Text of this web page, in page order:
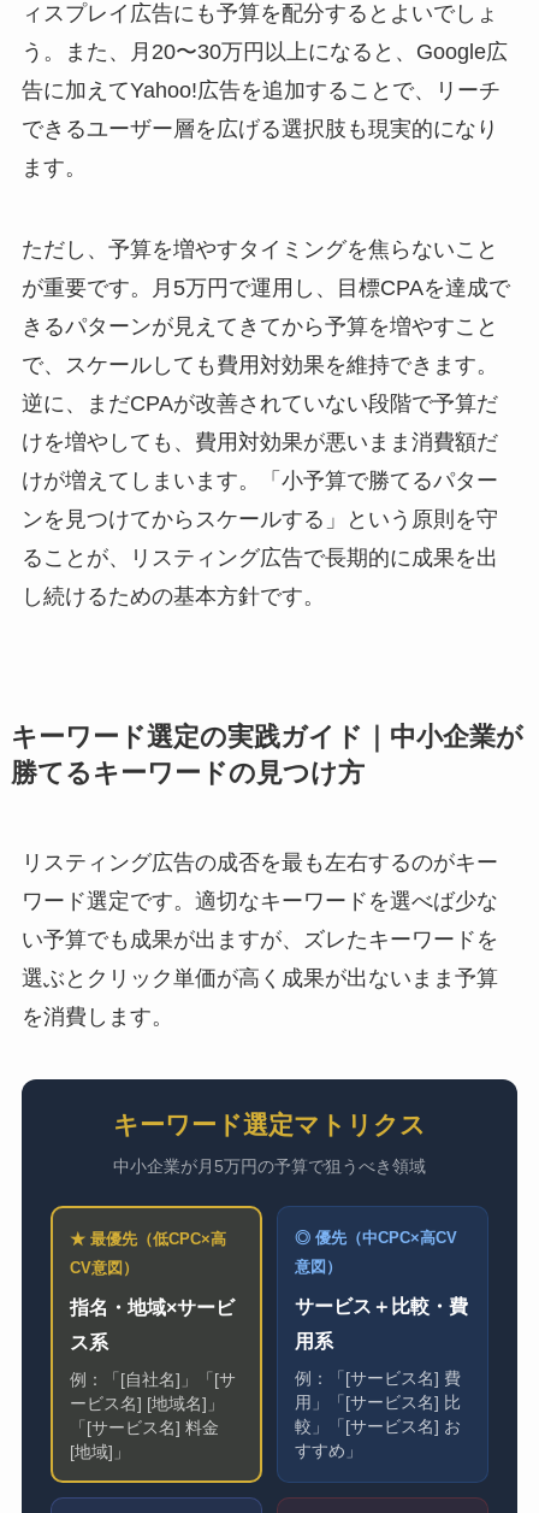
ィスプレイ広告にも予算を配分するとよいでしょ
う。また、月20〜30万円以上になると、Google広
告に加えてYahoo!広告を追加することで、リーチ
できるユーザー層を広げる選択肢も現実的になり
ます。
ただし、予算を増やすタイミングを焦らないこと
が重要です。月5万円で運用し、目標CPAを達成で
きるパターンが見えてきてから予算を増やすこと
で、スケールしても費用対効果を維持できます。
逆に、まだCPAが改善されていない段階で予算だ
けを増やしても、費用対効果が悪いまま消費額だ
けが増えてしまいます。「小予算で勝てるパター
ンを見つけてからスケールする」という原則を守
ることが、リスティング広告で長期的に成果を出
し続けるための基本方針です。
キーワード選定の実践ガイド｜中小企業が
勝てるキーワードの見つけ方
リスティング広告の成否を最も左右するのがキー
ワード選定です。適切なキーワードを選べば少な
い予算でも成果が出ますが、ズレたキーワードを
選ぶとクリック単価が高く成果が出ないまま予算
を消費します。
キーワード選定マトリクス
中小企業が月5万円の予算で狙うべき領域
★ 最優先（低CPC×高
CV意図）
指名・地域×サービ
ス系
例：「[自社名]」「[サ
ービス名] [地域名]」
「[サービス名] 料金
[地域]」
◎ 優先（中CPC×高CV
意図）
サービス＋比較・費
用系
例：「[サービス名] 費
用」「[サービス名] 比
較」「[サービス名] お
すすめ」